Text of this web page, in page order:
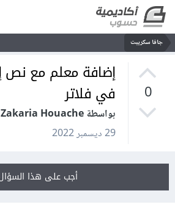
جافا سكريبت
0
إضافة معلم مع نص
في فلاتر
بواسطة Zakaria Houache
29 ديسمبر 2022
أجب على هذا السؤال